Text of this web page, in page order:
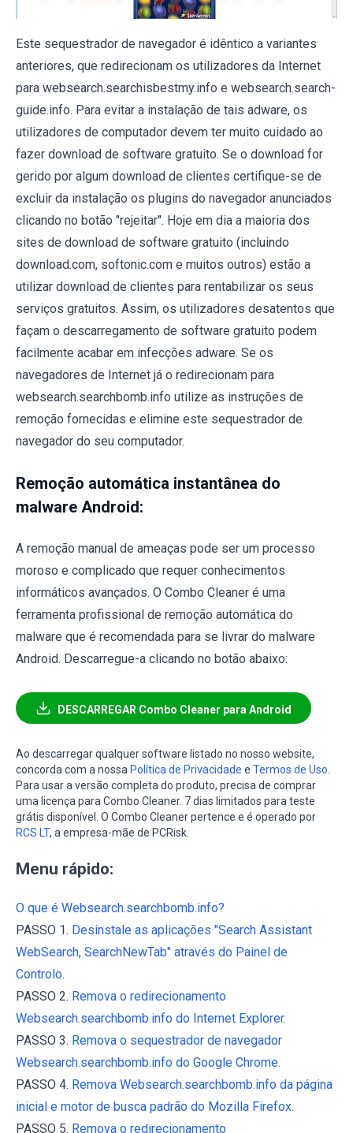
Este sequestrador de navegador é idêntico a variantes
anteriores, que redirecionam os utilizadores da Internet
para websearch.searchisbestmy.info e websearch.search-
guide.info. Para evitar a instalação de tais adware, os
utilizadores de computador devem ter muito cuidado ao
fazer download de software gratuito. Se o download for
gerido por algum download de clientes certifique-se de
excluir da instalação os plugins do navegador anunciados
clicando no botão "rejeitar". Hoje em dia a maioria dos
sites de download de software gratuito (incluindo
download.com, softonic.com e muitos outros) estão a
utilizar download de clientes para rentabilizar os seus
serviços gratuitos. Assim, os utilizadores desatentos que
façam o descarregamento de software gratuito podem
facilmente acabar em infecções adware. Se os
navegadores de Internet já o redirecionam para
websearch.searchbomb.info utilize as instruções de
remoção fornecidas e elimine este sequestrador de
navegador do seu computador.
Remoção automática instantânea do
malware Android:
A remoção manual de ameaças pode ser um processo
moroso e complicado que requer conhecimentos
informáticos avançados. O Combo Cleaner é uma
ferramenta profissional de remoção automática do
malware que é recomendada para se livrar do malware
Android. Descarregue-a clicando no botão abaixo:
DESCARREGAR Combo Cleaner para Android
Ao descarregar qualquer software listado no nosso website,
concorda com a nossa Política de Privacidade e Termos de Uso.
Para usar a versão completa do produto, precisa de comprar
uma licença para Combo Cleaner. 7 dias limitados para teste
grátis disponível. O Combo Cleaner pertence e é operado por
RCS LT, a empresa-mãe de PCRisk.
Menu rápido:
O que é Websearch.searchbomb.info?
PASSO 1. Desinstale as aplicações "Search Assistant
WebSearch, SearchNewTab" através do Painel de
Controlo.
PASSO 2. Remova o redirecionamento
Websearch.searchbomb.info do Internet Explorer.
PASSO 3. Remova o sequestrador de navegador
Websearch.searchbomb.info do Google Chrome.
PASSO 4. Remova Websearch.searchbomb.info da página
inicial e motor de busca padrão do Mozilla Firefox.
PASSO 5. Remova o redirecionamento